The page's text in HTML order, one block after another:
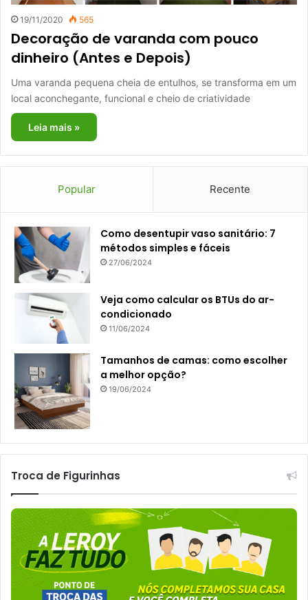
19/11/2020 565
Decoração de varanda com pouco
dinheiro (Antes e Depois)
Uma varanda pequena cheia de entulhos, se transforma em um
local aconchegante, funcional e cheio de criatividade
Leia mais »
Popular Recente
Como desentupir vaso sanitário: 7
métodos simples e fáceis
27/06/2024
Veja como calcular os BTUs do ar-
condicionado
11/06/2024
Tamanhos de camas: como escolher
a melhor opção?
19/06/2024
Troca de Figurinhas